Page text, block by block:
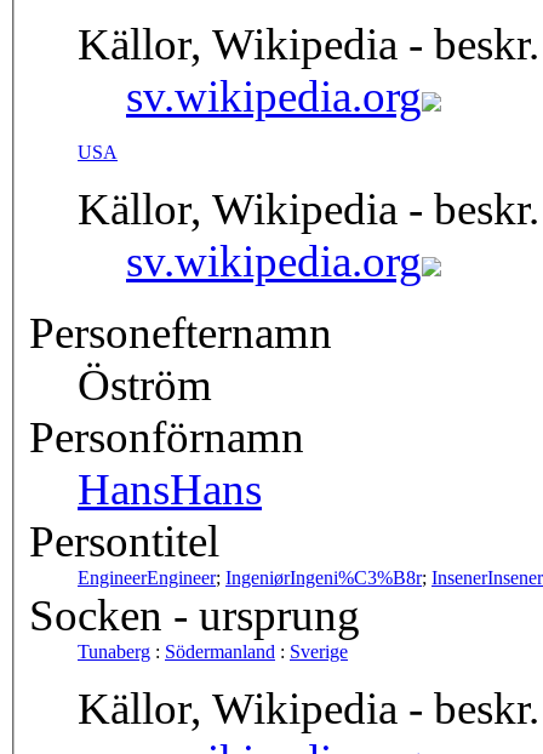
Källor, Wikipedia -
sv.wikipedia.org
USA
Källor, Wikipedia -
sv.wikipedia.org
Personefternamn
Öström
Personförnamn
HansHans
Persontitel
EngineerEngineer; IngeniørIngeni%C3%B8r; InsenerInsener
Socken - ursprung
Tunaberg : Södermanland : Sverige
Källor, Wikipedia -